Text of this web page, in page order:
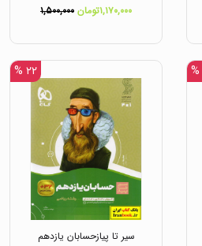
۱,۱۷۰,۰۰۰تومان ۱,۵۰۰,۰۰۰
۲۲ %
سیر تا پیازحسابان یازدهم